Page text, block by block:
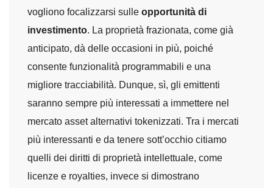
vogliono focalizzarsi sulle opportunità di
investimento. La proprietà frazionata, come già
anticipato, dà delle occasioni in più, poiché
consente funzionalità programmabili e una
migliore tracciabilità. Dunque, sì, gli emittenti
saranno sempre più interessati a immettere nel
mercato asset alternativi tokenizzati. Tra i mercati
più interessanti e da tenere sott’occhio citiamo
quelli dei diritti di proprietà intellettuale, come
licenze e royalties, invece si dimostrano